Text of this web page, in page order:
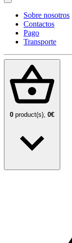
Sobre nosotros
Contactos
Pago
Transporte
0 product(s), 0€